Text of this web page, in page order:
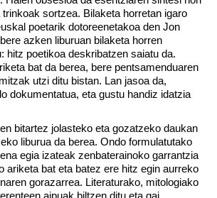
sortzea. Bilaketa horretan igaro
poetarik dotoreenetakoa den Jon
azken liburuan bilaketa horren
hitz poetikoa deskribatzen saiatu da.
bat da berea, bere pentsamenduaren
utzi ditu bistan. Lan jasoa da,
dokumentatua, eta gustu handiz idatzia
bitartez jolasteko eta gozatzeko daukan
liburua da berea. Ondo formulatutako
egia izateak zenbaterainoko garrantzia
ariketa bat eta batez ere hitz egin aurreko
gorazarrea. Literaturako, mitologiako